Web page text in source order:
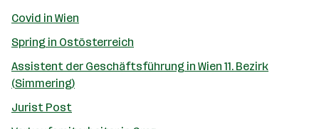
Covid in Wien
Spring in Ostösterreich
Assistent der Geschäftsführung in Wien 11. Bezirk
(Simmering)
Jurist Post